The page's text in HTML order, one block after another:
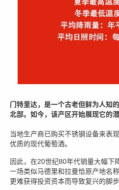
门特里达，是一个古老但鲜为人知
北部。如今，该产区开始展现它的潜
当地生产商已购买不锈钢设备来表
优质的现代葡萄酒。
因此，在20世纪80年代销量大幅下
一场类似马德里和拉曼恰原产地
更难获得投资资本而导致复兴的脚